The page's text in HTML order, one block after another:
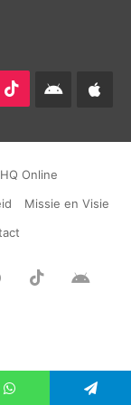
TikTokAndroid
HQ Online
Missie en Visie
Spotify TikTok